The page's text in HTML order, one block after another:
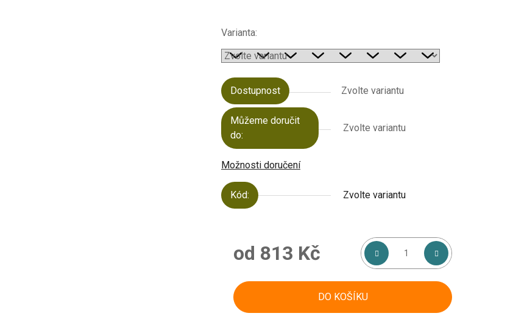
hvězdiček.
Varianta:
Dostupnost Zvolte variantu
Můžeme doručit
do:
Zvolte variantu
Možnosti doručení
Kód: Zvolte variantu
od 813 Kč
DO KOŠÍKU